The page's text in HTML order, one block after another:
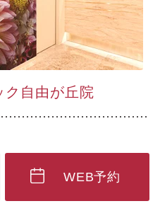
ク自由が丘院
WEB予約